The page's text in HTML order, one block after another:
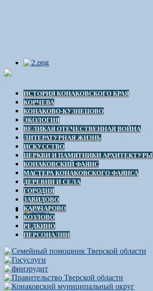
ИСТОРИЯ КОНАКОВСКОГО КРАЯ
КОРЧЕВА
КОНАКОВО-КУЗНЕЦОВО
ЭКОЛОГИЯ
ВЕЛИКАЯ ОТЕЧЕСТВЕННАЯ ВОЙНА
ЛИТЕРАТУРНАЯ ЖИЗНЬ
ИСКУССТВО
ЦЕРКВИ И ПАМЯТНИКИ АРХИТЕКТУРЫ
КОНАКОВСКИЙ ФАЯНС
МАСТЕРА КОНАКОВСКОГО ФАЯНСА
ДЕРЕВНИ И СЕЛА
ГОРОДНЯ
ЗАВИДОВО
КАРАЧАРОВО
КОЗЛОВО
РЕДКИНО
ПЕРСОНАЛИИ